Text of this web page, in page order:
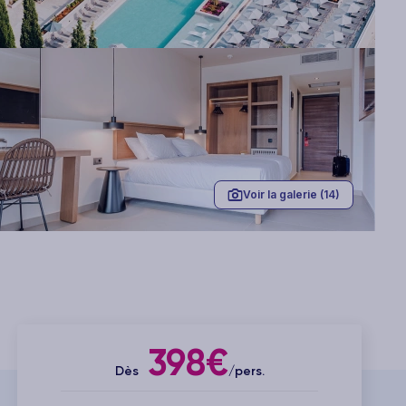
Voir la galerie (14)
Dès398€/pers.